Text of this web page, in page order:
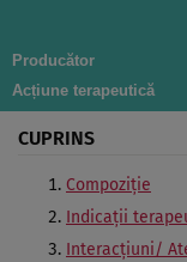
Producător
Acțiune terapeutică
CUPRINS
Compoziţie
Indicaţii
Interacţiuni/